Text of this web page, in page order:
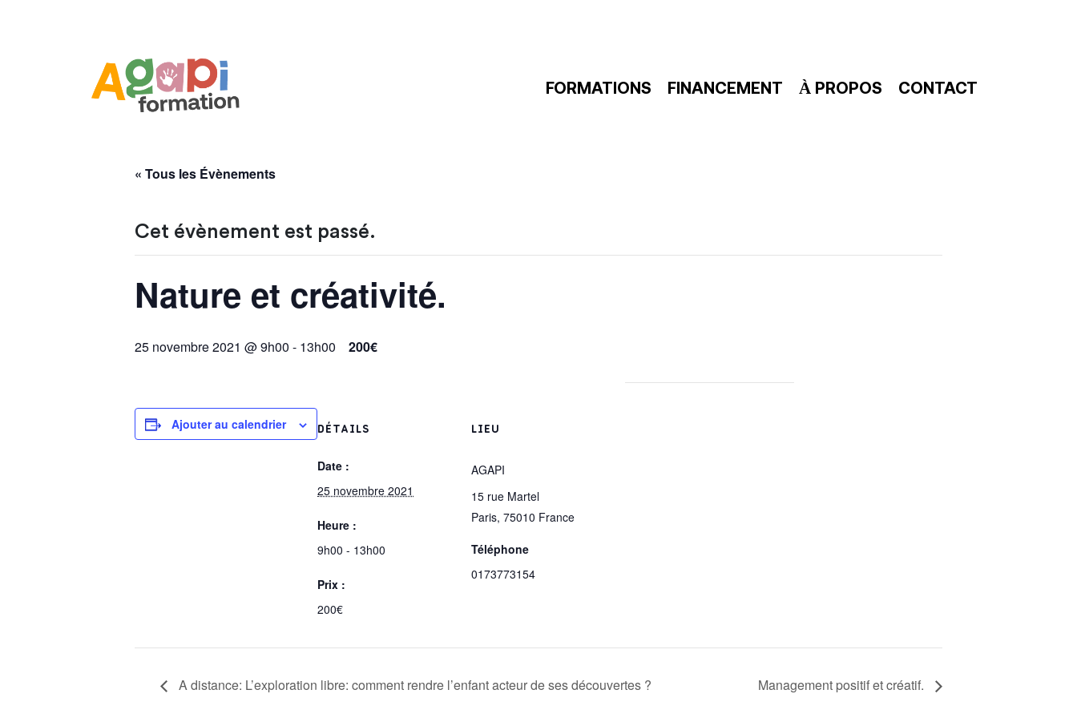
FORMATIONS FINANCEMENT À PROPOS CONTACT
« Tous les Évènements
Cet évènement est passé.
Nature et créativité.
25 novembre 2021 @ 9h00 - 13h00 200€
Ajouter au calendrier DÉTAILS
Date :
25 novembre 2021
Heure :
9h00 - 13h00
Prix :
200€
LIEU
AGAPI
15 rue Martel
Paris, 75010 France
Téléphone
0173773154
A distance: L’exploration libre: comment rendre l’enfant acteur de ses découvertes ? Management positif et créatif.